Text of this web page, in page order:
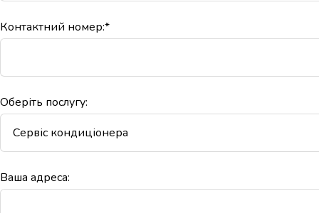
Контактний номер:*
Оберіть послугу:
Ваша адреса: